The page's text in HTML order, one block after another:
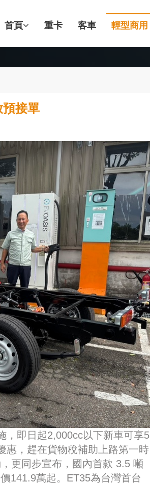
首頁 重卡 客車 輕型商用
預接單
，即日起2,000cc以下新車可享5
惠，趕在貨物稅補助上路第一時
更同步宣布，國內首款 3.5 噸
141.9萬起。ET35為台灣首台